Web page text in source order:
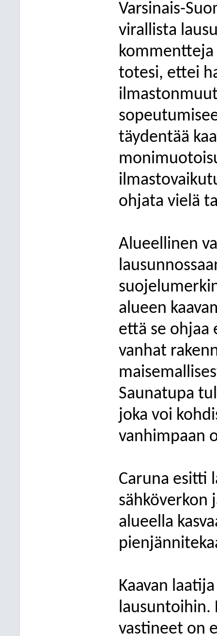
Varsinais-
virallista
kommentteja
totesi, ettei
täydentää
ohjata vielä
Alueellinen
alueen
että se ohjaa
vanhat
Saunatupa
joka voi
vanhimpaan
Caruna esitti
sähköverkon
alueella
Kaavan
lausuntoihin.
vastineet on